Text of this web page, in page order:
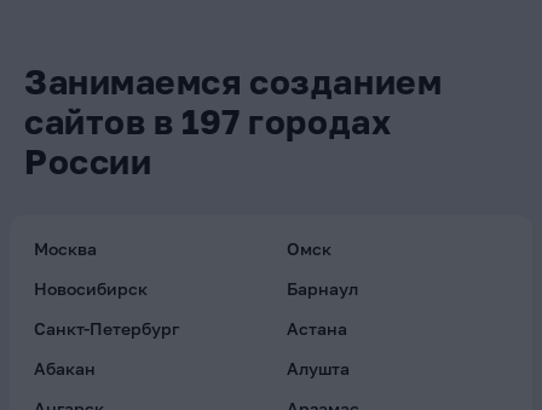
Занимаемся созданием
сайтов в 197 городах
России
Москва
Омск
Новосибирск
Барнаул
Санкт-Петербург
Астана
Абакан
Алушта